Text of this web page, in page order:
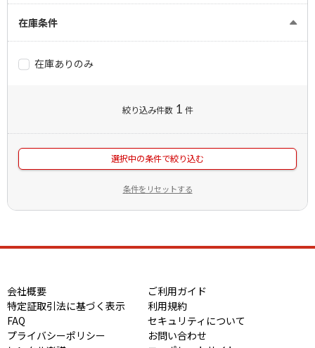
在庫条件
在庫ありのみ
絞り込み件数 1 件
選択中の条件で絞り込む
条件をリセットする
会社概要
ご利用ガイド
特定証取引法に基づく表示
利用規約
FAQ
セキュリティについて
プライバシーポリシー
お問い合わせ